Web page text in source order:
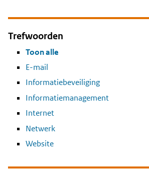
Trefwoorden
Toon alle
E-mail
Informatiebeveiliging
Informatiemanagement
Internet
Netwerk
Website